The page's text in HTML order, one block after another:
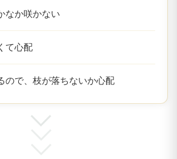
なか咲かない
て心配
ので、枝が落ちないか心配